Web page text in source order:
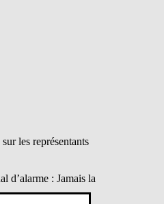
les représentants
d’alarme : Jamais la